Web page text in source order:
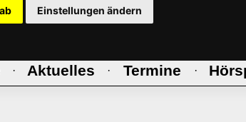
Einstellungen ändern
· Aktuelles · Termine ·